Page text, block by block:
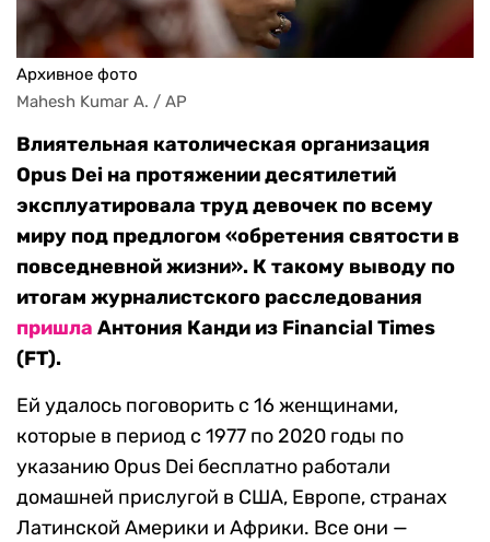
Архивное фото
Mahesh Kumar A. / AP
Влиятельная католическая организация
Opus Dei на протяжении десятилетий
эксплуатировала труд девочек по всему
миру под предлогом «обретения святости в
повседневной жизни». К такому выводу по
итогам журналистского расследования
пришла Антония Канди из Financial Times
(FT).
Ей удалось поговорить с 16 женщинами,
которые в период с 1977 по 2020 годы по
указанию Opus Dei бесплатно работали
домашней прислугой в США, Европе, странах
Латинской Америки и Африки. Все они —